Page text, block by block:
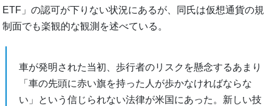
ETF」の認可が下りない状況にあるが、同氏は仮想通貨の規
制面でも楽観的な観測を述べている。
車が発明された当初、歩行者のリスクを懸念するあまり
「車の先頭に赤い旗を持った人が歩かなければならな
い」という信じられない法律が米国にあった。新しい技